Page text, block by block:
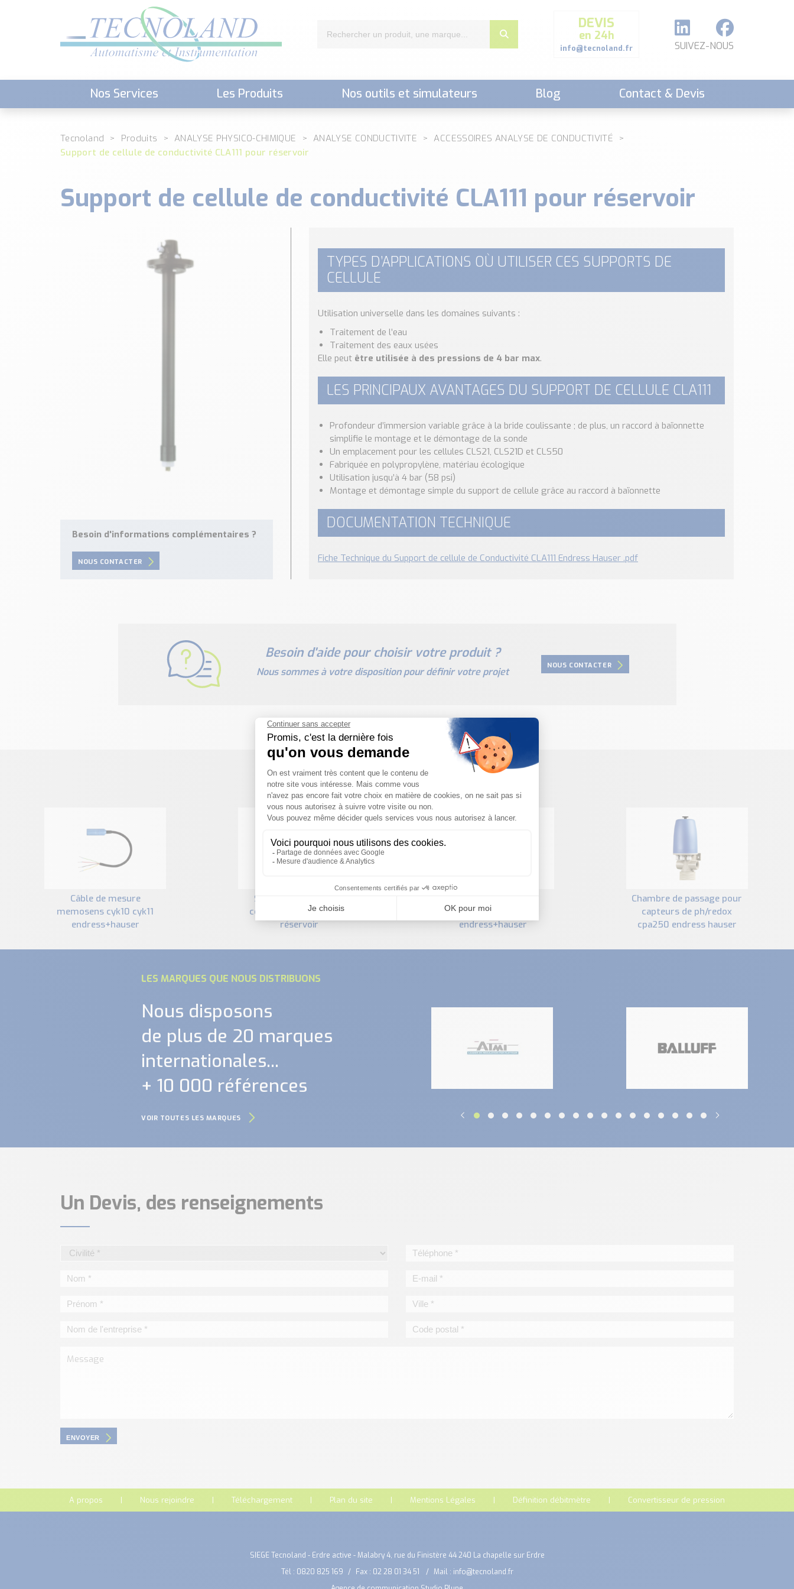
DEVIS
en 24h
info@tecnoland.fr SUIVEZ-NOUS
Nos Services Les Produits Nos outils et simulateurs Blog Contact & Devis
Tecnoland Produits ANALYSE PHYSICO-CHIMIQUE ANALYSE CONDUCTIVITE
ACCESSOIRES ANALYSE DE CONDUCTIVITÉ
Support de cellule de conductivité CLA111 pour réservoir
Support de cellule de conductivité CLA111 pour réservoir
Besoin d'informations complémentaires ?
NOUS CONTACTER
TYPES D’APPLICATIONS OÙ UTILISER CES SUPPORTS DE
CELLULE
Utilisation universelle dans les domaines suivants :
Traitement de l’eau
Traitement des eaux usées
Elle peut être utilisée à des pressions de 4 bar max.
LES PRINCIPAUX AVANTAGES DU SUPPORT DE CELLULE CLA111
Profondeur d’immersion variable grâce à la bride coulissante ; de plus, un raccord à baïonnette
simplifie le montage et le démontage de la sonde
Un emplacement pour les cellules CLS21, CLS21D et CLS50
Fabriquée en polypropylène, matériau écologique
Utilisation jusqu’à 4 bar (58 psi)
Montage et démontage simple du support de cellule grâce au raccord à baïonnette
DOCUMENTATION TECHNIQUE
Fiche Technique du Support de cellule de Conductivité CLA111 Endress Hauser .pdf
Besoin d'aide pour choisir votre produit ?
Nous sommes à votre disposition pour définir votre projet NOUS CONTACTER
PRODUITS SIMILAIRES
câble de mesure
memosens cyk10 cyk11
endress+hauser
support de cellule de
conductivité cla111 pour
réservoir
flexdip cya112
endress+hauser
chambre de passage pour
capteurs de ph/redox
cpa250 endress hauser
LES MARQUES QUE NOUS DISTRIBUONS
Nous disposons
de plus de 20 marques
internationales...
+ 10 000 références
VOIR TOUTES LES MARQUES
Un Devis, des renseignements
ENVOYER
A propos Nous rejoindre Téléchargement Plan du site Mentions Légales Définition débitmètre Convertisseur de pression
SIEGE Tecnoland - Erdre active - Malabry 4, rue du Finistère 44 240 La chapelle sur Erdre
Tél : 0820 825 169 Fax : 02 28 01 34 51 Mail : info@tecnoland.fr